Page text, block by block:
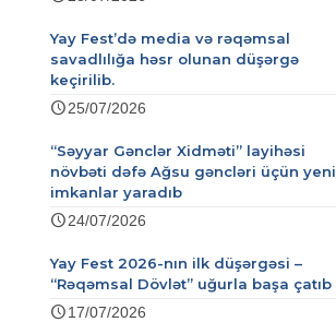
Yay Fest’də media və rəqəmsal
savadlılığa həsr olunan düşərgə
keçirilib.
25/07/2026
“Səyyar Gənclər Xidməti” layihəsi
növbəti dəfə Ağsu gəncləri üçün yeni
imkanlar yaradıb
24/07/2026
Yay Fest 2026-nın ilk düşərgəsi –
“Rəqəmsal Dövlət” uğurla başa çatıb
17/07/2026